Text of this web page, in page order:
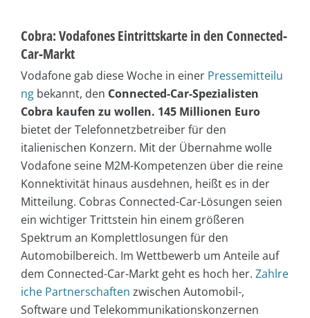
Cobra: Vodafones Eintrittskarte in den Connected-
Car-Markt
Vodafone gab diese Woche in einer Pressemitteilu
ng bekannt, den Connected-Car-Spezialisten
Cobra kaufen zu wollen. 145 Millionen Euro
bietet der Telefonnetzbetreiber für den
italienischen Konzern. Mit der Übernahme wolle
Vodafone seine M2M-Kompetenzen über die reine
Konnektivität hinaus ausdehnen, heißt es in der
Mitteilung. Cobras Connected-Car-Lösungen seien
ein wichtiger Trittstein hin einem größeren
Spektrum an Komplettlosungen für den
Automobilbereich. Im Wettbewerb um Anteile auf
dem Connected-Car-Markt geht es hoch her. Zahlre
iche Partnerschaften zwischen Automobil-,
Software und Telekommunikationskonzernen